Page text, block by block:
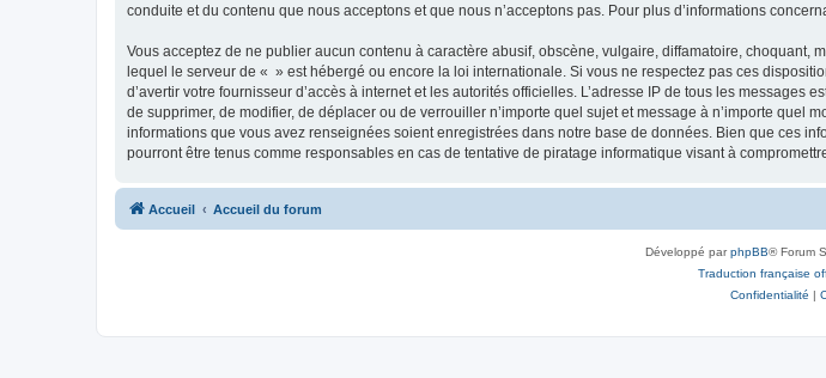
conduite et du contenu que nous acceptons et que nous n’acceptons pas. Pour plus d’informations
Vous acceptez de ne publier aucun contenu à caractère abusif, obscène, vulgaire, diffamatoire,
lequel le serveur de « » est hébergé ou encore la loi internationale. Si vous ne respectez pas ces
d’avertir votre fournisseur d’accès à internet et les autorités officielles. L’adresse IP de tous les
de supprimer, de modifier, de déplacer ou de verrouiller n’importe quel sujet et message à n’importe quel
informations que vous avez renseignées soient enregistrées dans notre base de données. Bien que ces
pourront être tenus comme responsables en cas de tentative de piratage informatique visant à
Accueil Accueil du forum
Développé parphpBB® Forum
Traduction française
Confidentialité |